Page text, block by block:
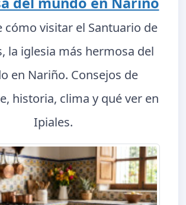
cómo visitar el Santuario de
la iglesia más hermosa del
en Nariño. Consejos de
historia, clima y qué ver en
Ipiales.